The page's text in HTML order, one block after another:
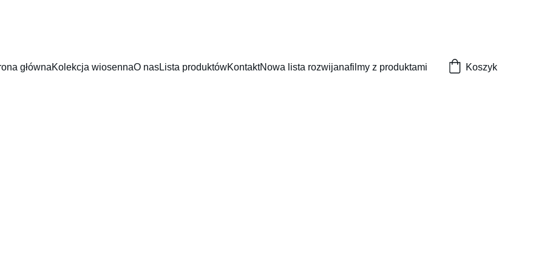
głównaKolekcja wiosennaO nasLista produktówKontaktNowa lista rozwijanafilmy z produktami Koszyk